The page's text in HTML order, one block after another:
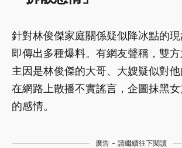
針對林俊傑家庭關係疑似降冰點的
即傳出多種爆料。有網友聲稱，雙方
主因是林俊傑的大哥、大嫂疑似對他
在網路上散播不實謠言，企圖抹黑女
的感情。
廣告 - 請繼續往下閱讀